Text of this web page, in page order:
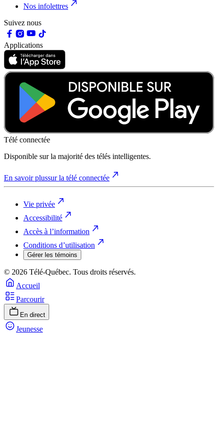
Nos infolettres
Suivez nous
Applications
Télé connectée
Disponible sur la majorité des télés intelligentes.
En savoir plussur la télé connectée
Vie privée
Accessibilité
Accès à l’information
Conditions d’utilisation
Gérer les témoins
© 2026 Télé-Québec. Tous droits réservés.
Accueil
Parcourir
En direct
Jeunesse